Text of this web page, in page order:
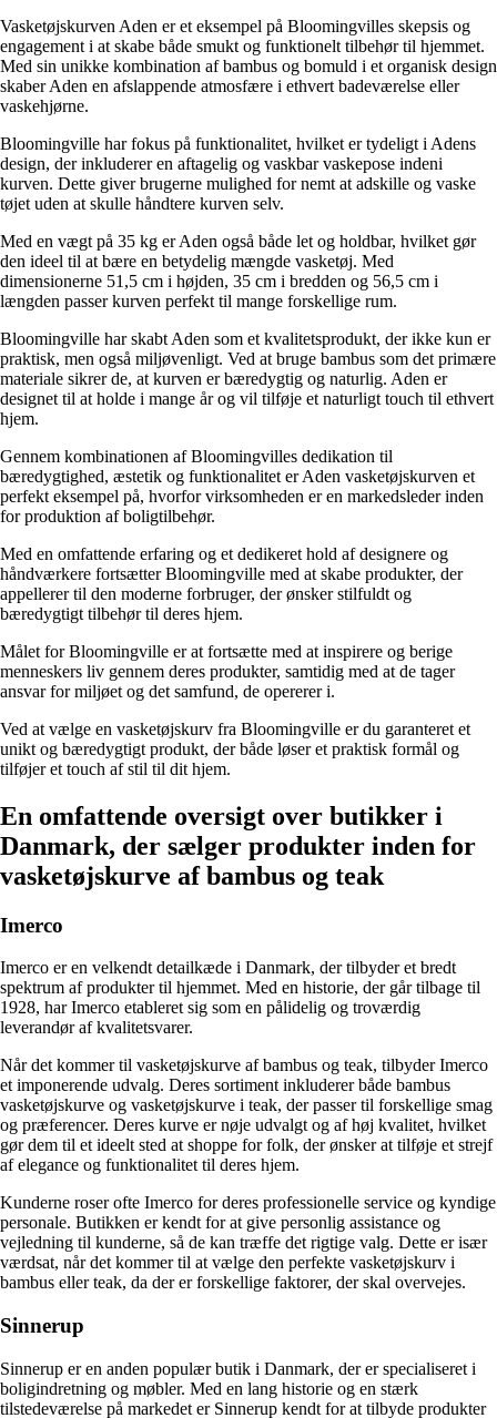
Vasketøjskurven Aden er et eksempel på Bloomingvilles skepsis og
engagement i at skabe både smukt og funktionelt tilbehør til hjemmet.
Med sin unikke kombination af bambus og bomuld i et organisk design
skaber Aden en afslappende atmosfære i ethvert badeværelse eller
vaskehjørne.
Bloomingville har fokus på funktionalitet, hvilket er tydeligt i Adens
design, der inkluderer en aftagelig og vaskbar vaskepose indeni
kurven. Dette giver brugerne mulighed for nemt at adskille og vaske
tøjet uden at skulle håndtere kurven selv.
Med en vægt på 35 kg er Aden også både let og holdbar, hvilket gør
den ideel til at bære en betydelig mængde vasketøj. Med
dimensionerne 51,5 cm i højden, 35 cm i bredden og 56,5 cm i
længden passer kurven perfekt til mange forskellige rum.
Bloomingville har skabt Aden som et kvalitetsprodukt, der ikke kun er
praktisk, men også miljøvenligt. Ved at bruge bambus som det primære
materiale sikrer de, at kurven er bæredygtig og naturlig. Aden er
designet til at holde i mange år og vil tilføje et naturligt touch til ethvert
hjem.
Gennem kombinationen af Bloomingvilles dedikation til
bæredygtighed, æstetik og funktionalitet er Aden vasketøjskurven et
perfekt eksempel på, hvorfor virksomheden er en markedsleder inden
for produktion af boligtilbehør.
Med en omfattende erfaring og et dedikeret hold af designere og
håndværkere fortsætter Bloomingville med at skabe produkter, der
appellerer til den moderne forbruger, der ønsker stilfuldt og
bæredygtigt tilbehør til deres hjem.
Målet for Bloomingville er at fortsætte med at inspirere og berige
menneskers liv gennem deres produkter, samtidig med at de tager
ansvar for miljøet og det samfund, de opererer i.
Ved at vælge en vasketøjskurv fra Bloomingville er du garanteret et
unikt og bæredygtigt produkt, der både løser et praktisk formål og
tilføjer et touch af stil til dit hjem.
En omfattende oversigt over butikker i
Danmark, der sælger produkter inden for
vasketøjskurve af bambus og teak
Imerco
Imerco er en velkendt detailkæde i Danmark, der tilbyder et bredt
spektrum af produkter til hjemmet. Med en historie, der går tilbage til
1928, har Imerco etableret sig som en pålidelig og troværdig
leverandør af kvalitetsvarer.
Når det kommer til vasketøjskurve af bambus og teak, tilbyder Imerco
et imponerende udvalg. Deres sortiment inkluderer både bambus
vasketøjskurve og vasketøjskurve i teak, der passer til forskellige smag
og præferencer. Deres kurve er nøje udvalgt og af høj kvalitet, hvilket
gør dem til et ideelt sted at shoppe for folk, der ønsker at tilføje et strejf
af elegance og funktionalitet til deres hjem.
Kunderne roser ofte Imerco for deres professionelle service og kyndige
personale. Butikken er kendt for at give personlig assistance og
vejledning til kunderne, så de kan træffe det rigtige valg. Dette er især
værdsat, når det kommer til at vælge den perfekte vasketøjskurv i
bambus eller teak, da der er forskellige faktorer, der skal overvejes.
Sinnerup
Sinnerup er en anden populær butik i Danmark, der er specialiseret i
boligindretning og møbler. Med en lang historie og en stærk
tilstedeværelse på markedet er Sinnerup kendt for at tilbyde produkter